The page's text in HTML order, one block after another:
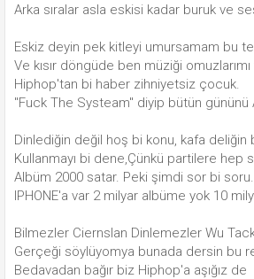
Arka sıralar asla eskisi kadar buruk ve
Eskiz deyin pek kitleyi umursamam bu
Ve kısır döngüde ben müziği
Hiphop'tan bi haber zihniyetsiz çocuk.
''Fuck The Systeam'' diyip bütün gününü
Dinlediğin değil hoş bi konu, kafa deliğin
Kullanmayı bi dene,Çünkü partilere hep
Albüm 2000 satar. Peki şimdi sor bi soru.
IPHONE'a var 2 milyar albüme yok 10
Bilmezler Ciernslan Dinlemezler Wu
Gerçeği söylüyomya bunada dersin bu
Bedavadan bağır biz Hiphop'a aşığız de